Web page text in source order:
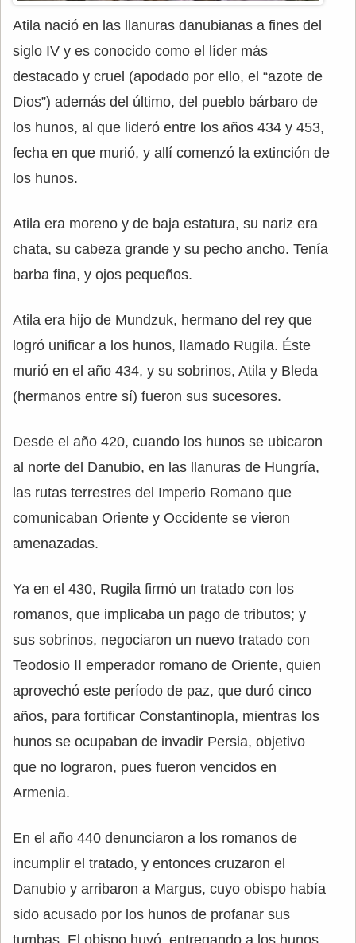
Atila nació en las llanuras danubianas a fines del
siglo IV y es conocido como el líder más
destacado y cruel (apodado por ello, el “azote de
Dios”) además del último, del pueblo bárbaro de
los hunos, al que lideró entre los años 434 y 453,
fecha en que murió, y allí comenzó la extinción de
los hunos.
Atila era moreno y de baja estatura, su nariz era
chata, su cabeza grande y su pecho ancho. Tenía
barba fina, y ojos pequeños.
Atila era hijo de Mundzuk, hermano del rey que
logró unificar a los hunos, llamado Rugila. Éste
murió en el año 434, y su sobrinos, Atila y Bleda
(hermanos entre sí) fueron sus sucesores.
Desde el año 420, cuando los hunos se ubicaron
al norte del Danubio, en las llanuras de Hungría,
las rutas terrestres del Imperio Romano que
comunicaban Oriente y Occidente se vieron
amenazadas.
Ya en el 430, Rugila firmó un tratado con los
romanos, que implicaba un pago de tributos; y
sus sobrinos, negociaron un nuevo tratado con
Teodosio II emperador romano de Oriente, quien
aprovechó este período de paz, que duró cinco
años, para fortificar Constantinopla, mientras los
hunos se ocupaban de invadir Persia, objetivo
que no lograron, pues fueron vencidos en
Armenia.
En el año 440 denunciaron a los romanos de
incumplir el tratado, y entonces cruzaron el
Danubio y arribaron a Margus, cuyo obispo había
sido acusado por los hunos de profanar sus